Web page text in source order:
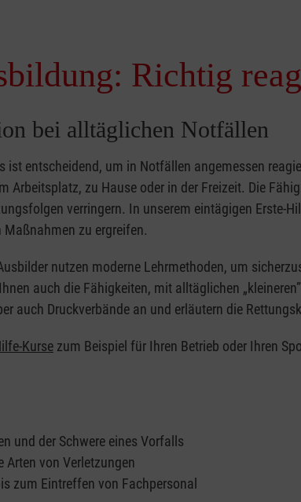
Richtig
bei alltäglichen Notfällen
ist entscheidend, um in Notfällen angemessen
Arbeitsplatz, zu Hause oder in der Freizeit. Die
verringern. In unserem eintägigen Erste-
zu ergreifen.
nutzen moderne Lehrmethoden, um
auch die Fähigkeiten, mit alltäglichen
auch Druckverbände an und erläutern die
Kurse zum Beispiel für Ihren Betrieb oder Ihren
und der Schwere eines Vorfalls
Arten von Verletzungen
zum Eintreffen von Fachpersonal